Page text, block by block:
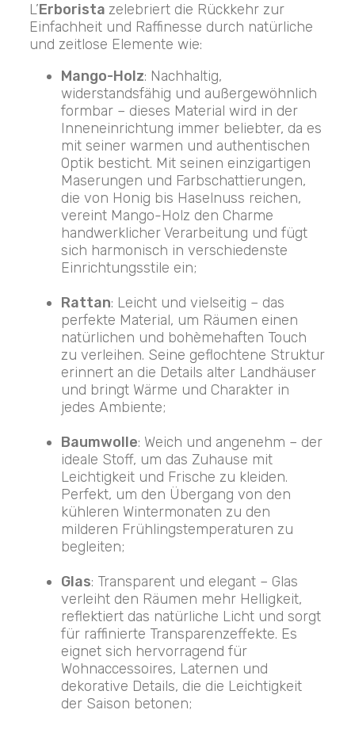
L’Erboristazelebriert die Rückkehr zur
Einfachheit und Raffinesse durch natürliche
und zeitlose Elemente wie:
Mango-Holz: Nachhaltig,
widerstandsfähig und außergewöhnlich
formbar – dieses Material wird in der
Inneneinrichtung immer beliebter, da es
mit seiner warmen und authentischen
Optik besticht. Mit seinen einzigartigen
Maserungen und Farbschattierungen,
die von Honig bis Haselnuss reichen,
vereint Mango-Holz den Charme
handwerklicher Verarbeitung und fügt
sich harmonisch in verschiedenste
Einrichtungsstile ein;
Rattan: Leicht und vielseitig – das
perfekte Material, um Räumen einen
natürlichen und bohèmehaften Touch
zu verleihen. Seine geflochtene Struktur
erinnert an die Details alter Landhäuser
und bringt Wärme und Charakter in
jedes Ambiente;
Baumwolle: Weich und angenehm – der
ideale Stoff, um das Zuhause mit
Leichtigkeit und Frische zu kleiden.
Perfekt, um den Übergang von den
kühleren Wintermonaten zu den
milderen Frühlingstemperaturen zu
begleiten;
Glas: Transparent und elegant – Glas
verleiht den Räumen mehr Helligkeit,
reflektiert das natürliche Licht und sorgt
für raffinierte Transparenzeffekte. Es
eignet sich hervorragend für
Wohnaccessoires, Laternen und
dekorative Details, die die Leichtigkeit
der Saison betonen;